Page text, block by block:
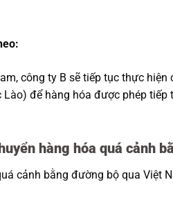
công ty B sẽ tiếp tục thực
để hàng hóa được phép tiếp
hàng hóa quá cảnh
cảnh bằng đường bộ qua Việt